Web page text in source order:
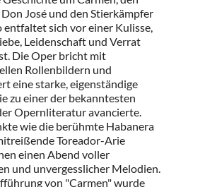
José und den Stierkämpfer
entfaltet sich vor einer Kulisse,
Leidenschaft und Verrat
Die Oper bricht mit
Rollenbildern und
eine starke, eigenständige
zu einer der bekanntesten
Opernliteratur avancierte.
wie die berühmte Habanera
Toreador-Arie
einen Abend voller
und unvergesslicher Melodien.
von "Carmen" wurde